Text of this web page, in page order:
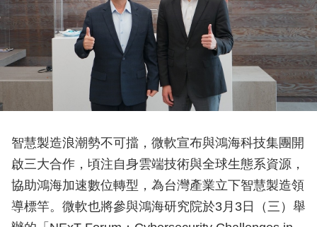
智慧製造浪潮勢不可擋，微軟宣布與鴻海科技集團開
啟三大合作，頃注自身雲端技術與全球生態系資源，
協助鴻海加速數位轉型，為台灣產業立下智慧製造領
導標竿。微軟也將參與鴻海研究院於3月3日（三）舉